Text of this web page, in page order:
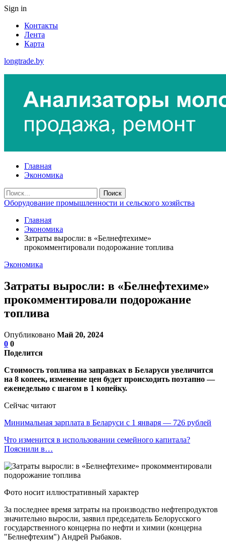
Sign in
Контакты
Лента
Карта
longtrade.by
Главная
Экономика
Оборудование промышленности и сельского хозяйства
Главная
Экономика
Затраты выросли: в «Белнефтехиме»
прокомментировали подорожание топлива
Экономика
Затраты выросли: в «Белнефтехиме»
прокомментировали подорожание
топлива
Опубликовано Май 20, 2024
0 0
Поделится
Стоимость топлива на заправках в Беларуси увеличится
на 8 копеек, изменение цен будет происходить поэтапно —
еженедельно с шагом в 1 копейку.
Сейчас читают
Минимальная зарплата в Беларуси с 1 января — 726 рублей
Что изменится в использовании семейного капитала?
Пояснили в…
Фото носит иллюстративный характер
За последнее время затраты на производство нефтепродуктов
значительно выросли, заявил председатель Белорусского
государственного концерна по нефти и химии (концерна
"Белнефтехим") Андрей Рыбаков.